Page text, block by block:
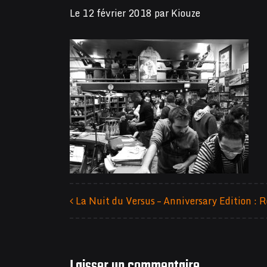
Le 12 février 2018 parKiouze
La Nuit du Versus – Anniversary Edition :